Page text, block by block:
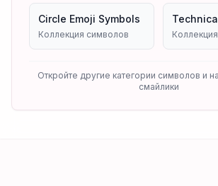
Circle Emoji Symbols
Коллекция символов
Откройте другие категории символов и
смайлики